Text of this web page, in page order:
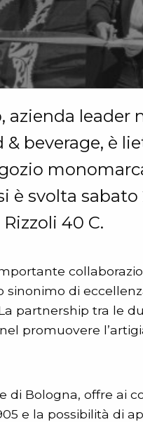
azienda leader
beverage, è
è svolta sabato
40 C.
sinonimo di
partnership tra le
promuovere
di Bologna, offre ai
e la possibilità di